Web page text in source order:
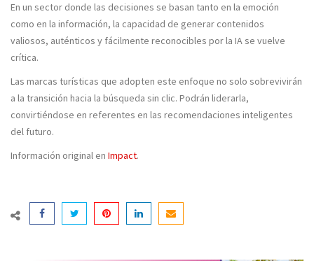
En un sector donde las decisiones se basan tanto en la emoción
como en la información, la capacidad de generar contenidos
valiosos, auténticos y fácilmente reconocibles por la IA se vuelve
crítica.
Las marcas turísticas que adopten este enfoque no solo sobrevivirán
a la transición hacia la búsqueda sin clic. Podrán liderarla,
convirtiéndose en referentes en las recomendaciones inteligentes
del futuro.
Información original en Impact.